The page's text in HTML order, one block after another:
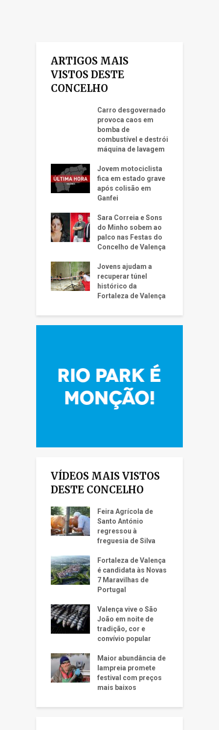
ARTIGOS MAIS
VISTOS DESTE
CONCELHO
Carro desgovernado
provoca caos em
bomba de
combustível e destrói
máquina de lavagem
Jovem motociclista
fica em estado grave
após colisão em
Ganfei
Sara Correia e Sons
do Minho sobem ao
palco nas Festas do
Concelho de Valença
Jovens ajudam a
recuperar túnel
histórico da
Fortaleza de Valença
VÍDEOS MAIS VISTOS
DESTE CONCELHO
Feira Agrícola de
Santo António
regressou à
freguesia de Silva
Fortaleza de Valença
é candidata às Novas
7 Maravilhas de
Portugal
Valença vive o São
João em noite de
tradição, cor e
convívio popular
Maior abundância de
lampreia promete
festival com preços
mais baixos